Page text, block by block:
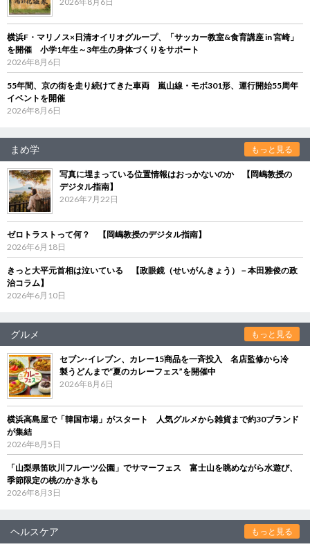
横浜F・マリノス×日清オイリオグループ、「サッカー教室&食育講座 in 宮崎」
を開催 小学1年生～3年生の身体づくりをサポート
2026年8月6日
55年間、京の街を走り続けてきた車両 嵐山線・モボ301形、運行開始55周年
イベントを開催
2026年8月6日
まめ学 もっと見る
写真に埋まっている位置情報はおっかないのか 【岡嶋教授の
デジタル指南】
2026年7月22日
ゼロトラストって何？ 【岡嶋教授のデジタル指南】
2026年6月18日
きっと大平元首相は泣いている 【政眼鏡（せいがんきょう）－本田雅俊の政
治コラム】
2026年6月10日
グルメ もっと見る
セブン‐イレブン、カレー15商品を一斉投入 名店監修から冷
製うどんまで“夏のカレーフェス”を開催中
2026年8月6日
横浜高島屋で「韓国市場」がスタート 人気グルメから雑貨まで約30ブランド
が集結
2026年8月5日
「山梨県笛吹川フルーツ公園」でサマーフェス 富士山を眺めながら水遊び、
季節限定の桃のかき氷も
2026年8月3日
ヘルスケア もっと見る